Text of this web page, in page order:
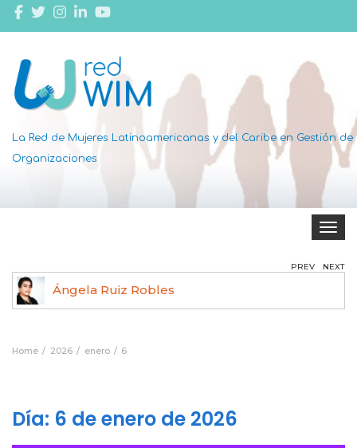
La Red de Mujeres Latinoamericanas y del Caribe en Gestión de
Organizaciones
Toggle
Ángela Ruiz Robles
PREV NEXT
Home 2026 enero 6
Día: 6 de enero de 2026